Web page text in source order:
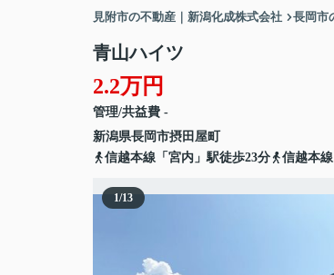
見附市の不動産｜新潟化成株式会社 長岡市
青山ハイツ
2.2万円
管理/共益費 -
新潟県長岡市摂田屋町
信越本線「宮内」駅徒歩23分
信越本
1/13